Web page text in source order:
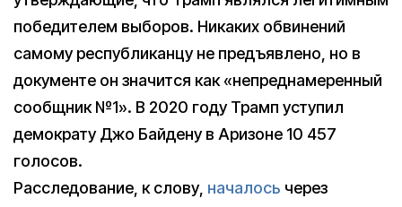
победителем выборов. Никаких обвинений
самому республиканцу не предъявлено, но в
документе он значится как «непреднамеренный
сообщник №1». В 2020 году Трамп уступил
демократу Джо Байдену в Аризоне 10 457
голосов.
Расследование, к слову, началось через